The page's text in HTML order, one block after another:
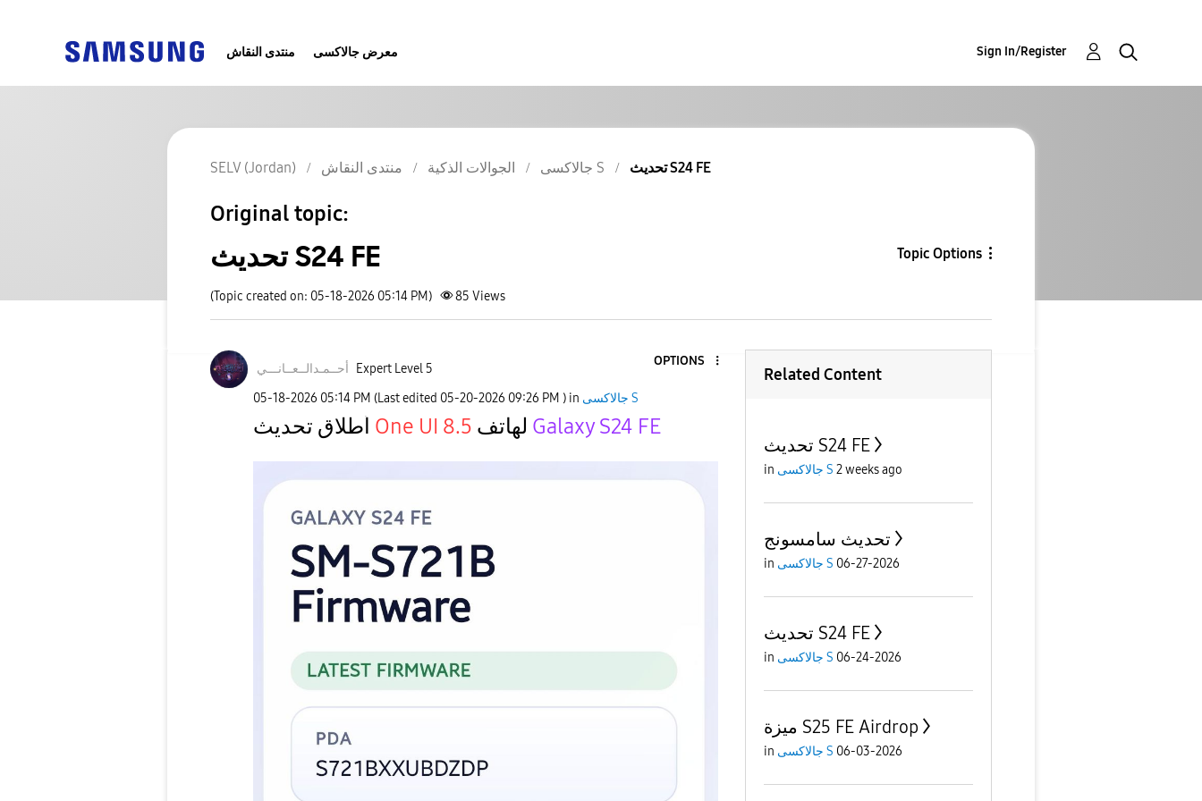
منتدى النقاش معرض جالاكسى Sign In/Register
SELV (Jordan) منتدى النقاش الجوالات الذكية جالاكسى S تحديث S24 FE
Original topic:
تحديث S24 FE Topic Options
(Topic created on: 05-18-2026 05:14 PM) 85 Views
أحــمـدالــعــانـــي Expert Level 5
OPTIONS
‎05-18-2026 05:14 PM (Last edited ‎05-20-2026 09:26 PM ) in جالاكسى S
One UI 8.5 Galaxy S24 FE
Related Content
تحديث S24 FE
in جالاكسى S 2 weeks ago
تحديث سامسونج
in جالاكسى S 06-27-2026
تحديث S24 FE
in جالاكسى S 06-24-2026
ميزة S25 FE Airdrop
in جالاكسى S 06-03-2026